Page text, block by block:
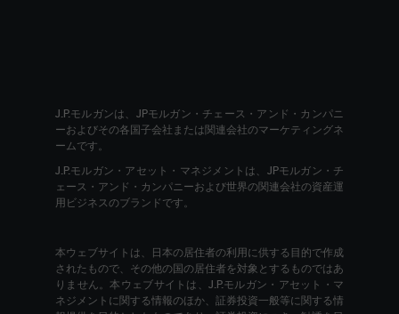
J.P.モルガンは、JPモルガン・チェース・アンド・カンパニ
ーおよびその各国子会社または関連会社のマーケティングネ
ームです。
J.P.モルガン・アセット・マネジメントは、JPモルガン・チ
ェース・アンド・カンパニーおよび世界の関連会社の資産運
用ビジネスのブランドです。
本ウェブサイトは、日本の居住者の利用に供する目的で作成
されたもので、その他の国の居住者を対象とするものではあ
りません。本ウェブサイトは、J.P.モルガン・アセット・マ
ネジメントに関する情報のほか、証券投資一般等に関する情